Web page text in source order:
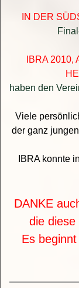
IN DER
IBRA 2010,
haben den
Viele
der ganz
IBRA konnte
DANKE
die
Es